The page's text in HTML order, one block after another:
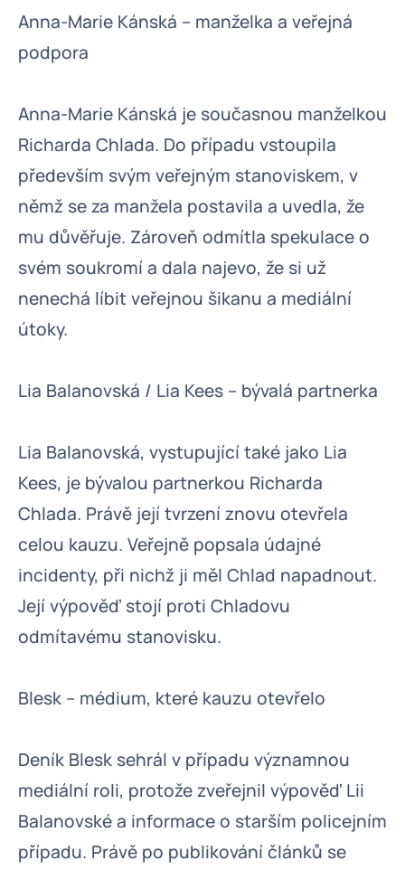
Anna-Marie Kánská – manželka a veřejná
podpora
Anna-Marie Kánská je současnou manželkou
Richarda Chlada. Do případu vstoupila
především svým veřejným stanoviskem, v
němž se za manžela postavila a uvedla, že
mu důvěřuje. Zároveň odmítla spekulace o
svém soukromí a dala najevo, že si už
nenechá líbit veřejnou šikanu a mediální
útoky.
Lia Balanovská / Lia Kees – bývalá partnerka
Lia Balanovská, vystupující také jako Lia
Kees, je bývalou partnerkou Richarda
Chlada. Právě její tvrzení znovu otevřela
celou kauzu. Veřejně popsala údajné
incidenty, při nichž ji měl Chlad napadnout.
Její výpověď stojí proti Chladovu
odmítavému stanovisku.
Blesk – médium, které kauzu otevřelo
Deník Blesk sehrál v případu významnou
mediální roli, protože zveřejnil výpověď Lii
Balanovské a informace o starším policejním
případu. Právě po publikování článků se